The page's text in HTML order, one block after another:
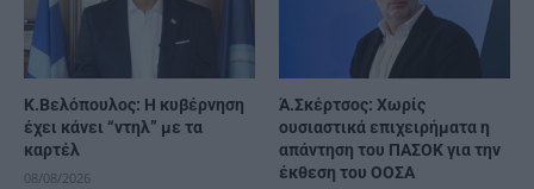
Κ.Βελόπουλος: Η κυβέρνηση
έχει κάνει “ντηλ” με τα
καρτέλ
08/08/2026
Ά.Σκέρτσος: Χωρίς
ουσιαστικά επιχειρήματα η
απάντηση του ΠΑΣΟΚ για την
έκθεση του ΟΟΣΑ